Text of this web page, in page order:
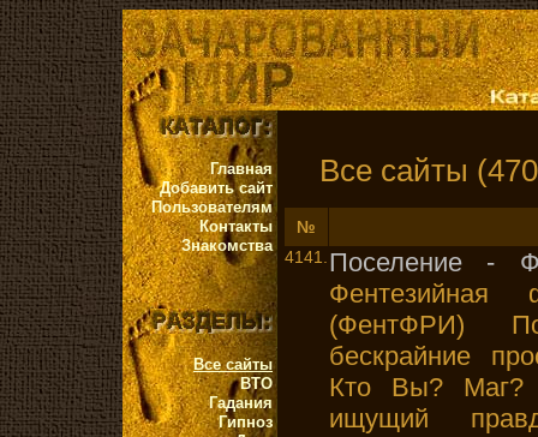
Главная
Добавить сайт
Пользователям
Контакты
Знакомства
Все сайты
ВТО
Гадания
Гипноз
Все сайты
№
4141. Поселение -
Фентезийная
(ФентФРИ)
бескрайние
Кто Вы? Маг?
ищущий